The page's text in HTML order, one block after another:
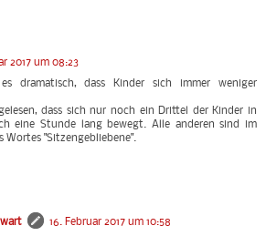
2017 um 08:23
dramatisch, dass Kinder sich immer weniger
dass sich nur noch ein Drittel der Kinder in
eine Stunde lang bewegt. Alle anderen sind im
Wortes "Sitzengebliebene".
16. Februar 2017 um 10:58